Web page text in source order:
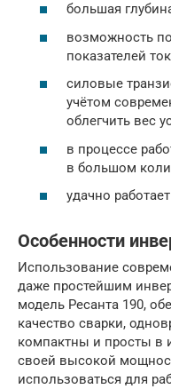
большая
возможность
показателей
силовые
учётом
облегчить вес
в процессе
в большом
удачно
Особенности
Использование
даже простейшим
модель Ресанта 190,
качество сварки,
компактны и просты в
своей высокой
использоваться для